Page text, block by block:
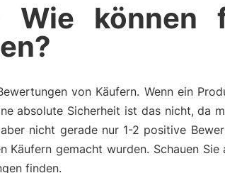
Wie können
von Käufern. Wenn ein
absolute Sicherheit ist das nicht, da
nicht gerade nur 1-2 positive
Käufern gemacht wurden. Schauen
finden.